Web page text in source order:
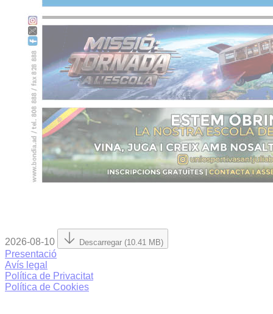
2026-08-10 Descarregar (10.41 MB)
Presentació
Avís legal
Política de Privacitat
Política de Cookies